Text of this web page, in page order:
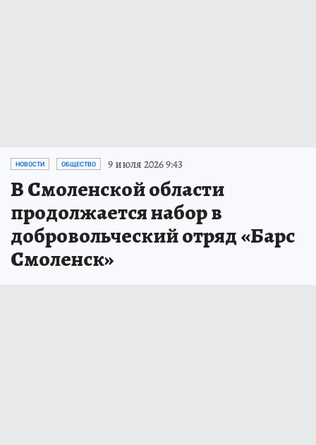
НОВОСТИ ОБЩЕСТВО 9 июля 2026 9:43
В Смоленской области
продолжается набор в
добровольческий отряд «Барс
Смоленск»